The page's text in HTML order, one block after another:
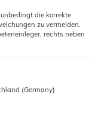
die korrekte
zu vermeiden.
rechts neben
(Germany)